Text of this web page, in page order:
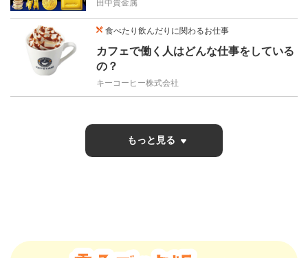
田中貴金属
食べたり飲んだりに関わるお仕事
カフェで働く人はどんな仕事をしている
の？
キーコーヒー株式会社
もっと見る